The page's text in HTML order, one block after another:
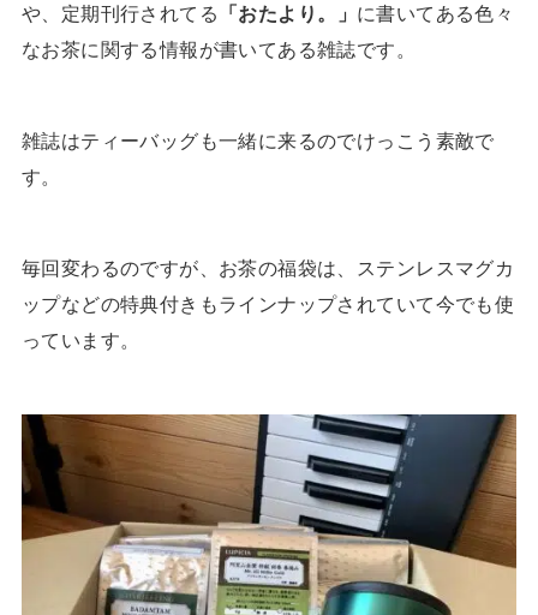
や、定期刊行されてる
「おたより。」 に書いてある色々
なお茶に関する情報が書いてある雑誌です。
雑誌はティーバッグも一緒に来るのでけっこう素敵で
す。
毎回変わるのですが、お茶の福袋は、ステンレスマグカ
ップなどの特典付きもラインナップされていて今でも使
っています。